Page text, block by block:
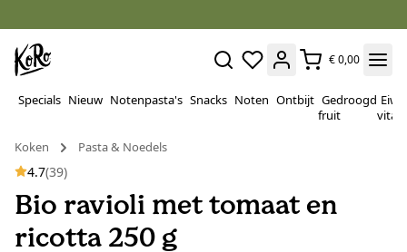
€ 0,00
Specials Nieuw Notenpasta's Snacks Noten Ontbijt Gedroogd
fruit
Koken
Pasta & Noedels
4.7(39)
Bio ravioli met tomaat en
ricotta 250 g